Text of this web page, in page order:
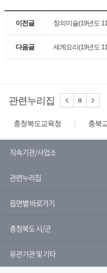
이전글 창의미술(19년도
다음글 세계요리(19년도
관련누리집
충청북도교육청 충북
직속기관/사업소
관련누리집
읍면별 바로가기
충청북도 시/군
유관기관 및 기타